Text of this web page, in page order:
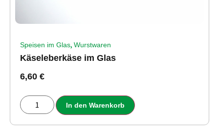
Speisen im Glas, Wurstwaren
Käseleberkäse im Glas
6,60 €
In den Warenkorb